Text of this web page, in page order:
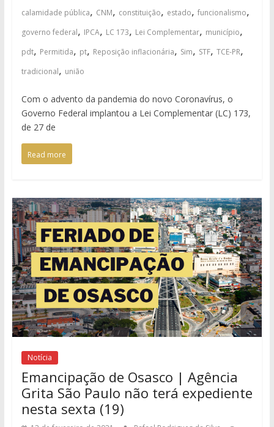
calamidade pública, CNM, constituição, estado, funcionalismo,
governo federal, IPCA, LC 173, Lei Complementar, município,
pdt, Permitida, pt, Reposição inflacionária, Sim, STF, TCE-PR,
tradicional, união
Com o advento da pandemia do novo Coronavírus, o
Governo Federal implantou a Lei Complementar (LC) 173,
de 27 de
Read more
Notícia
Emancipação de Osasco | Agência
Grita São Paulo não terá expediente
nesta sexta (19)